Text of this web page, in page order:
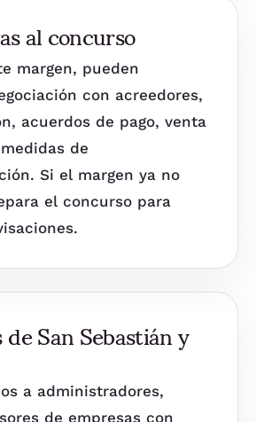
al concurso
margen, pueden
con acreedores,
acuerdos de pago, venta
de
Si el margen ya no
el concurso para
San Sebastián y
a administradores,
de empresas con